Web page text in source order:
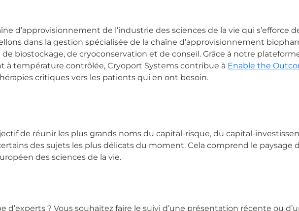
d’approvisionnement de l’industrie des sciences de la vie qui s’efforce
dans la gestion spécialisée de la chaîne d’approvisionnement
biostockage, de cryoconservation et de conseil. Grâce à notre
à température contrôlée, Cryoport Systems contribue à Enable the
critiques vers les patients qui en ont besoin.
de réunir les plus grands noms du capital-risque, du capital-
des sujets les plus délicats du moment. Cela comprend le paysage
des sciences de la vie.
? Vous souhaitez faire le suivi d’une présentation récente ou